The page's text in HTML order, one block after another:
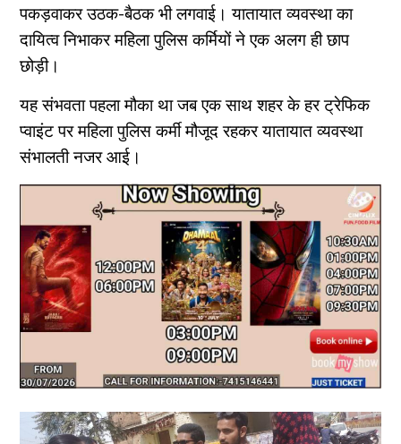
पकड़वाकर उठक-बैठक भी लगवाई। यातायात व्यवस्था का
दायित्व निभाकर महिला पुलिस कर्मियों ने एक अलग ही छाप
छोड़ी।
यह संभवता पहला मौका था जब एक साथ शहर के हर ट्रेफिक
प्वाइंट पर महिला पुलिस कर्मी मौजूद रहकर यातायात व्यवस्था
संभालती नजर आई।